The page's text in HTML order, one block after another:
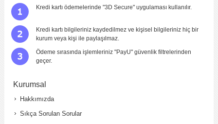
Kredi kartı ödemelerinde "3D Secure" uygulaması kullanılır.
Kredi kartı bilgileriniz kaydedilmez ve kişisel bilgileriniz hiç bir
kurum veya kişi ile paylaşılmaz.
Ödeme sırasında işlemleriniz "PayU" güvenlik filtrelerinden
geçer.
Kurumsal
Hakkımızda
Sıkça Sorulan Sorular